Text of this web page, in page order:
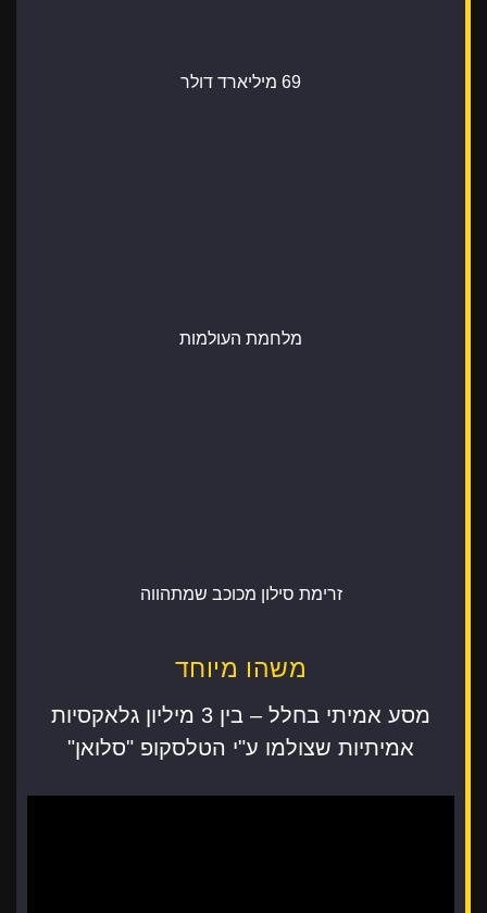
69 מיליארד דולר
מלחמת העולמות
זרימת סילון מכוכב שמתהווה
משהו מיוחד
מסע אמיתי בחלל – בין 3 מיליון גלאקסיות
אמיתיות שצולמו ע"י הטלסקופ "סלואן"